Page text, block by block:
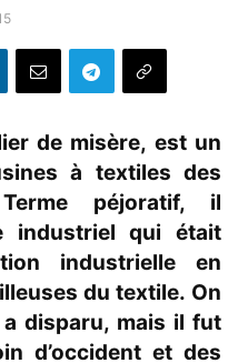
de misère, est un
à textiles des
péjoratif, il
industriel qui était
industrielle en
du textile. On
disparu, mais il fut
d’occident et des